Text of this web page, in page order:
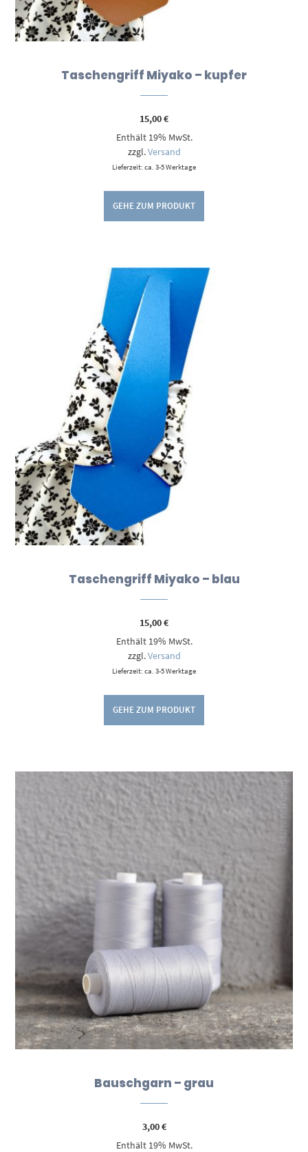
Taschengriff Miyako – kupfer
15,00€
Enthält 19% MwSt.
zzgl.Versand
Lieferzeit: ca. 3-5 Werktage
GEHE ZUM PRODUKT
Taschengriff Miyako – blau
15,00€
Enthält 19% MwSt.
zzgl.Versand
Lieferzeit: ca. 3-5 Werktage
GEHE ZUM PRODUKT
Bauschgarn – grau
3,00€
Enthält 19% MwSt.